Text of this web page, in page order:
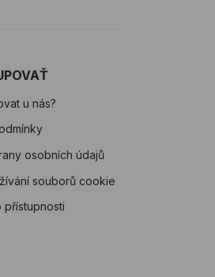
u nás?
osobních údajů
souborů cookie
přístupnosti